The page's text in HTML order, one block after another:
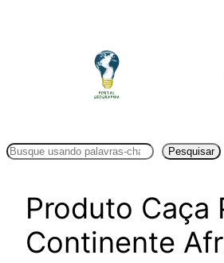
Pesquisar Pesquisar
Produto Caça
Continente